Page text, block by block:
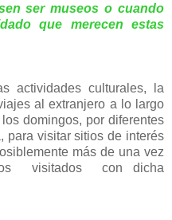
ser museos o cuando
que merecen estas
actividades culturales, la
al extranjero a lo largo
domingos, por diferentes
para visitar sitios de interés
más de una vez
visitados con dicha